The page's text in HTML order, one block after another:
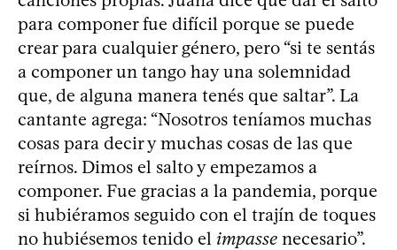
para componer fue difícil porque se puede
crear para cualquier género, pero “si te sentás
a componer un tango hay una solemnidad
que, de alguna manera tenés que saltar”. La
cantante agrega: “Nosotros teníamos muchas
cosas para decir y muchas cosas de las que
reírnos. Dimos el salto y empezamos a
componer. Fue gracias a la pandemia, porque
si hubiéramos seguido con el trajín de toques
no hubiésemos tenido el impasse necesario”.